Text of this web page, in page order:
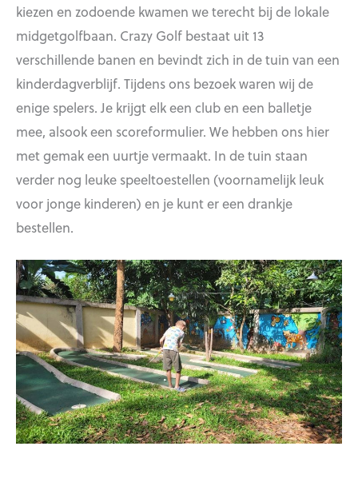
kiezen en zodoende kwamen we terecht bij de lokale
midgetgolfbaan. Crazy Golf bestaat uit 13
verschillende banen en bevindt zich in de tuin van een
kinderdagverblijf. Tijdens ons bezoek waren wij de
enige spelers. Je krijgt elk een club en een balletje
mee, alsook een scoreformulier. We hebben ons hier
met gemak een uurtje vermaakt. In de tuin staan
verder nog leuke speeltoestellen (voornamelijk leuk
voor jonge kinderen) en je kunt er een drankje
bestellen.